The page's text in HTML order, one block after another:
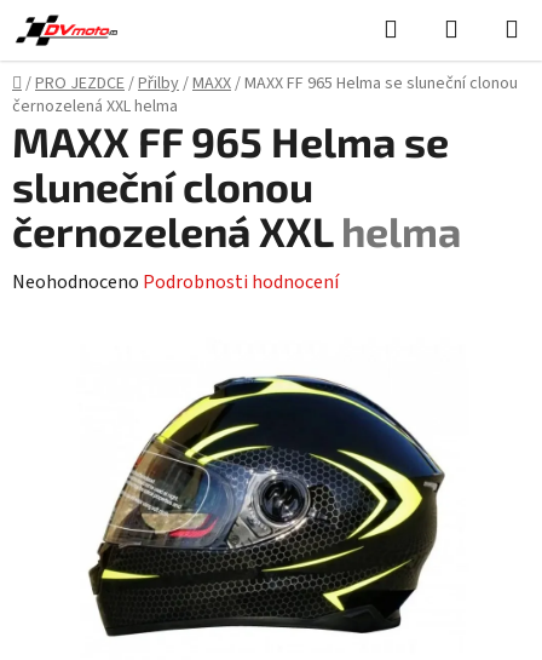
Přejít
na
obsah
Hledat
KOŠÍK
Domů
/PRO JEZDCE/Přilby/MAXX/MAXX FF 965 Helma se sluneční clonou
černozelená XXLhelma
MAXX FF 965 Helma se
sluneční clonou
černozelená XXLhelma
Průměrné
Neohodnoceno Podrobnosti hodnocení